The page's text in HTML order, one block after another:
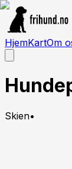
HjemKartOm
Skien•